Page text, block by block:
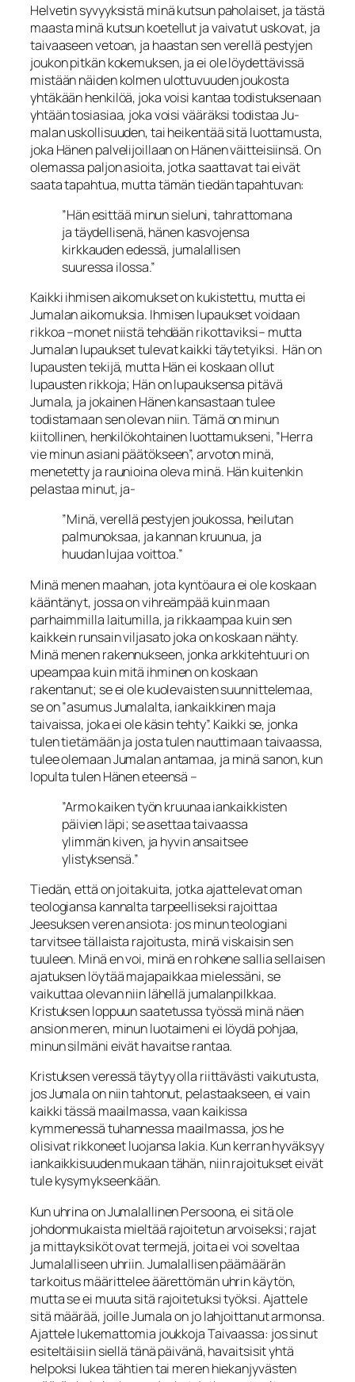
Helvetin syvyyksistä minä kutsun paholaiset, ja tästä
maasta minä kutsun koetellut ja vaivatut uskovat, ja
tai­vaaseen vetoan, ja haastan sen verellä pestyjen
joukon pitkän kokemuksen, ja ei ole löydettävissä
mistään näiden kolmen ulottuvuuden joukosta
yhtäkään henkilöä, joka voisi kantaa todistuksenaan
yhtään tosiasiaa, joka voisi vääräksi todistaa Ju­
malan uskollisuuden, tai heikentää sitä luottamusta,
joka Hänen palvelijoillaan on Hänen väitteisiinsä. On
olemassa paljon asioita, jotka saattavat tai eivät
saata tapah­tua, mutta tämän tiedän tapahtuvan:
”Hän esittää minun sieluni, tahrattomana
ja täydellisenä, hänen kasvojensa
kirkkauden edessä, jumalallisen
suuressa ilossa.”
Kaikki ihmisen aikomukset on kukistettu, mutta ei
Jumalan aikomuksia. Ihmisen lupaukset voidaan
rikkoa –monet niistä tehdään rikottaviksi– mutta
Jumalan lu­paukset tulevat kaikki täytetyiksi. Hän on
lupausten tekijä, mutta Hän ei koskaan ollut
lupausten rikkoja; Hän on lupauksensa pitävä
Jumala, ja jokainen Hänen kan­sastaan tulee
todistamaan sen olevan niin. Tämä on minun
kiitollinen, henkilökoh­tainen luottamukseni, ”Herra
vieminun asiani päätökseen”, arvotonminä,
menetet­ty ja raunioina oleva minä. Hän kuitenkin
pelastaa minut, ja-
”Minä, verellä pestyjen joukossa, heilutan
palmunoksaa, ja kannan kruunua, ja
huudan lujaa voittoa.”
Minä menen maahan, jota kyntöaura ei ole koskaan
kääntänyt, jossa on vihreämpää kuin maan
parhaimmilla laitumilla, ja rikkaampaa kuin sen
kaikkein runsain vilja­sato joka on koskaan nähty.
Minä menen rakennukseen, jonka arkkitehtuuri on
upeampaa kuin mitä ihminen on koskaan
rakentanut; se ei ole kuolevaisten suunnit­telemaa,
se on ”asumus Jumalalta, iankaikkinen maja
taivaissa, joka ei ole käsin tehty”. Kaikki se, jonka
tulen tietämään ja josta tulen nauttimaan taivaassa,
tulee olemaan Jumalan antamaa, ja minä sanon, kun
lopulta tulen Hänen eteensä –
”Armo kaiken työn kruunaa iankaikkisten
päivien läpi; se asettaa taivaassa
ylimmän kiven, ja hyvin ansaitsee
ylistyksensä.”
Tiedän, että on joitakuita, jotka ajattelevat oman
teologiansa kannalta tarpeelliseksi rajoittaa
Jeesuksen veren ansiota: jos minun teologiani
tarvitsee tällaista rajoitusta, minä viskaisin sen
tuuleen. Minä en voi, minä en rohkene sallia sellaisen
ajatuksen löytää majapaikkaa mielessäni, se
vaikuttaa olevan niin lähellä jumalanpilkkaa.
Kristuksen loppuun saatetussa työssä minä näen
ansion meren, minun luotaimeni ei löydä pohjaa,
minun silmäni eivät havaitse rantaa.
Kristuksen veressä täytyy olla riittävästi vaikutusta,
jos Jumala on niin tahtonut, pelastaakseen, ei vain
kaikki tässä maailmassa, vaan kaikissa
kymmenessä tuhannessa maailmassa, jos he
olisivat rik­koneet luojansa lakia. Kun kerran hyväksyy
iankaikkisuuden mukaan tähän, niin ra­joitukset eivät
tule kysymykseenkään.
Kun uhrina on Jumalallinen Persoona, ei sitä ole
johdonmukaista mieltää rajoitetun arvoiseksi; rajat
ja mittayksiköt ovat termejä, joita ei voi soveltaa
Jumalalliseen uhriin. Jumalallisen päämäärän
tarkoitus määrit­telee äärettömän uhrinkäytön,
mutta se ei muuta sitä rajoitetuksi työksi. Ajattele
sitä määrää, joille Jumala on jo lahjoittanut armonsa.
Ajattele lukemattomia joukko­ja Taivaassa: jos sinut
esiteltäisiin siellä tänä päivänä, havaitsisit yhtä
helpoksi lu­kea tähtien tai meren hiekanjyvästen